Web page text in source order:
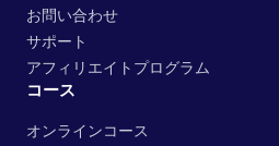
お問い合わせ
サポート
アフィリエイトプログラム
コース
オンラインコース